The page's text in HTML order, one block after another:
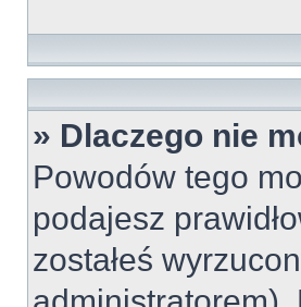
» Dlaczego nie
Powodów tego
podajesz
zostałeś